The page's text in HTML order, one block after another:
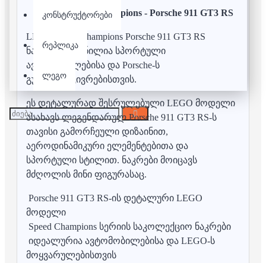
კონსტრუქტორები
რეპლიკა
ლეგო
ლეგო - Speed Champions - Porsche 911 GT3 RS
LEGO Speed Champions Porsche 911 GT3 RS
ნაკრები შექმნილია სპორტული
ავტომობილებისა და Porsche-ს
გულშემატკივრებისთვის.
ეს დეტალურად შესრულებული LEGO მოდელი
ასახავს ლეგენდარულ Porsche 911 GT3 RS-ს
თავისი გამორჩეული დიზაინით,
აეროდინამიკური ელემენტებითა და
სპორტული სტილით. ნაკრები მოიცავს
მძღოლის მინი ფიგურასაც.
Porsche 911 GT3 RS-ის დეტალური LEGO
მოდელი
Speed Champions სერიის საკოლექციო ნაკრები
იდეალურია ავტომობილებისა და LEGO-ს
მოყვარულებისთვის